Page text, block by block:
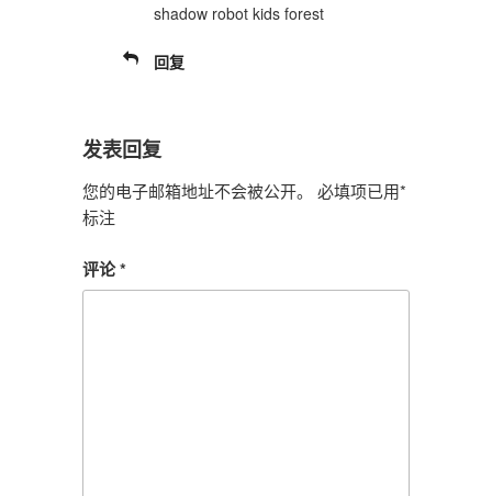
shadow robot kids forest
回复
发表回复
您的电子邮箱地址不会被公开。 必填项已用*
标注
评论*